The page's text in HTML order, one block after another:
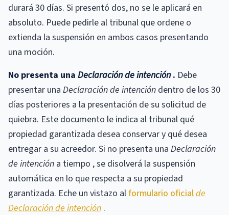
durará 30 días. Si presentó dos, no se le aplicará en
absoluto. Puede pedirle al tribunal que ordene o
extienda la suspensión en ambos casos presentando
una moción.
No presenta una Declaración de intención. Debe
presentar una Declaración de intención dentro de los 30
días posteriores a la presentación de su solicitud de
quiebra. Este documento le indica al tribunal qué
propiedad garantizada desea conservar y qué desea
entregar a su acreedor. Si no presenta una Declaración
de intención a tiempo , se disolverá la suspensión
automática en lo que respecta a su propiedad
garantizada. Eche un vistazo alformulariooficialde
Declaración de intención .